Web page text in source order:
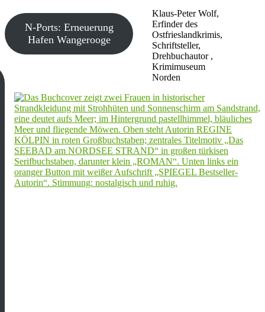
Klaus-Peter Wolf,
Erfinder des
Ostfrieslandkrimis,
Schriftsteller,
Drehbuchautor ,
Krimimuseum
Norden
N-Ports: Erneuerung
Hafen Wangerooge